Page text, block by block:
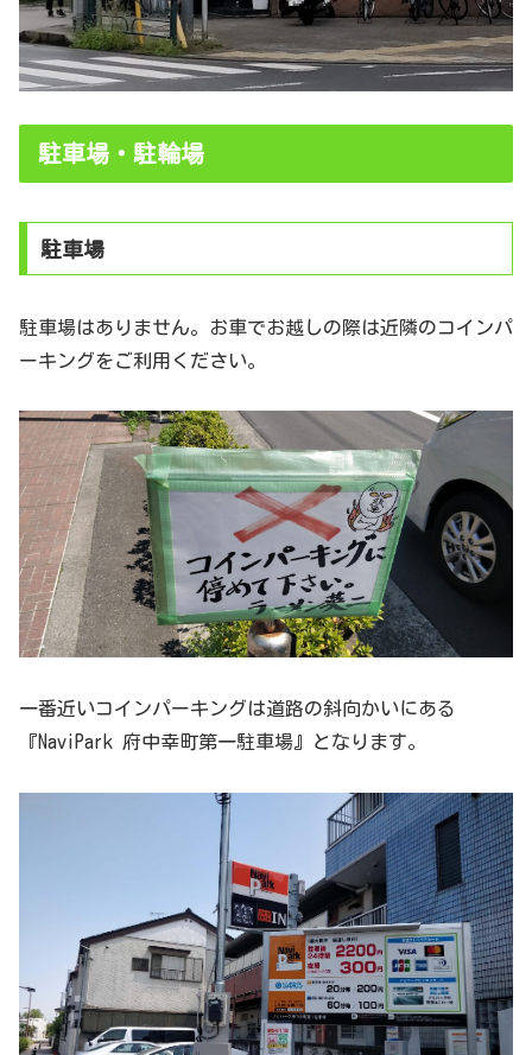
駐車場・駐輪場
駐車場
駐車場はありません。お車でお越しの際は近隣のコインパ
ーキングをご利用ください。
一番近いコインパーキングは道路の斜向かいにある
『NaviPark 府中幸町第一駐車場』となります。